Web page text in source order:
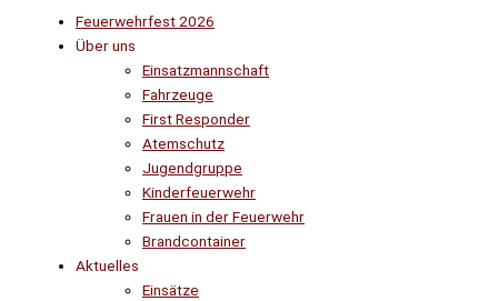
Feuerwehrfest 2026
Über uns
Einsatzmannschaft
Fahrzeuge
First Responder
Atemschutz
Jugendgruppe
Kinderfeuerwehr
Frauen in der Feuerwehr
Brandcontainer
Aktuelles
Einsätze